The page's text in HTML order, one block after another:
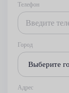
Телефон
Город
Выберите
Адрес